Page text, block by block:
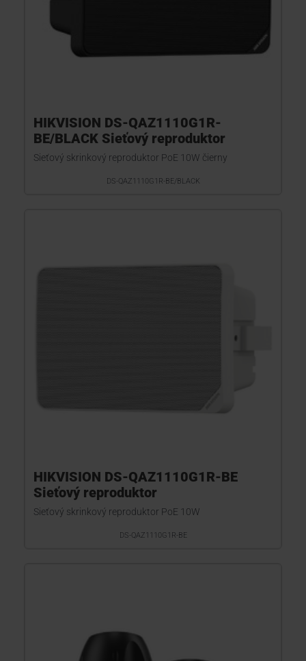
HIKVISION DS-QAZ1110G1R-
BE/BLACK Sieťový reproduktor
Sieťový skrinkový reproduktor PoE 10W čierny
DS-QAZ1110G1R-BE/BLACK
HIKVISION DS-QAZ1110G1R-BE
Sieťový reproduktor
Sieťový skrinkový reproduktor PoE 10W
DS-QAZ1110G1R-BE